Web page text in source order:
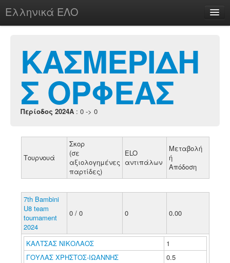
Ελληνικά ΕΛΟ
chesstu.be @ discord
Login
ΚΑΣΜΕΡΙΔΗ
Σ ΟΡΦΕΑΣ
Περίοδος 2024A : 0 -> 0
Τουρνουά
Σκορ
(σε
αξιολογημένες
παρτίδες)
ELO
αντιπάλων
Μεταβολή
ή
Απόδοση
7th Bambini
U8 team
tournament
2024
0 / 0 0 0.00
ΚΑΛΤΣΑΣ ΝΙΚΟΛΑΟΣ
1
ΓΟΥΛΑΣ ΧΡΗΣΤΟΣ-ΙΩΑΝΝΗΣ
0.5